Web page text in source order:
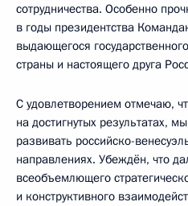
сотрудничества. Особенно
в годы президентства
выдающегося
страны и настоящего друга
С удовлетворением отмечаю,
на достигнутых результатах,
развивать российско-
направлениях. Убеждён, что
всеобъемлющего
и конструктивного